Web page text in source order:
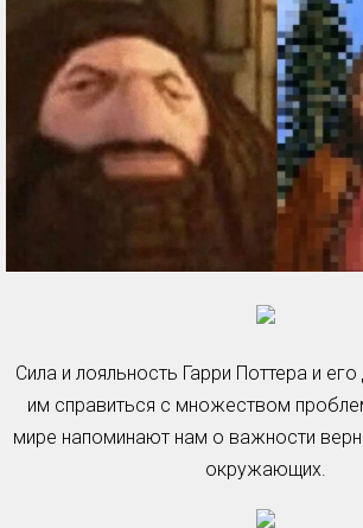
Сила и лояльность Гарри Поттера и
им справиться с множеством
мире напоминают нам о важности
окружающих.